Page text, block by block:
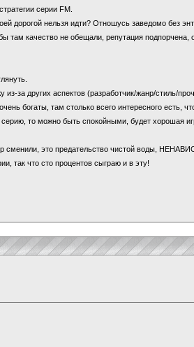
серии FM.
дорогой нельзя идти? Отношусь заведомо без
там качество не обещали, репутация подпорчена,
за других аспектов (разработчик/жанр/стиль/
богаты, там столько всего интересного есть,
то можно быть спокойными, будет хорошая
сменили, это предательство чистой воды,
так что сто процентов сыграю и в эту!